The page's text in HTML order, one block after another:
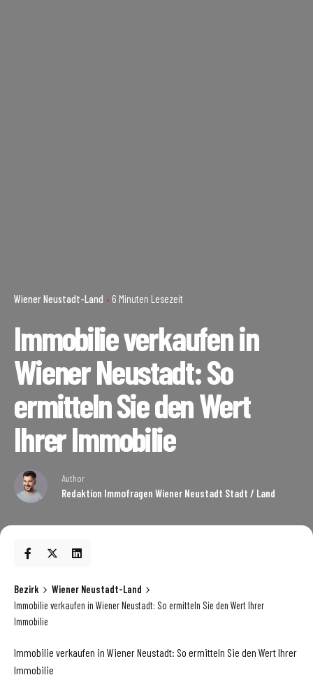
Wiener Neustadt-Land 6 Minuten Lesezeit
Immobilie verkaufen in
Wiener Neustadt: So
ermitteln Sie den Wert
Ihrer Immobilie
Author
Redaktion Immofragen Wiener Neustadt Stadt / Land
Bezirk
Wiener Neustadt-Land
Immobilie verkaufen in Wiener Neustadt: So ermitteln Sie den Wert Ihrer
Immobilie
Immobilie verkaufen in Wiener Neustadt: So ermitteln Sie den Wert Ihrer
Immobilie